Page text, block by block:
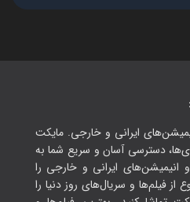
ایرانی و خارجی. مایکت
دسترسی آسان و سریع شما به
انیمیشن‌های ایرانی و خارجی را
فیلم‌ها و سریال‌های روز دنیا را